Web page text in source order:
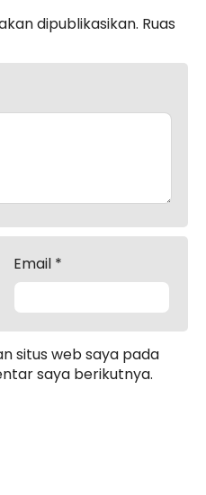
dipublikasikan. Ruas
Email *
situs web saya pada
saya berikutnya.